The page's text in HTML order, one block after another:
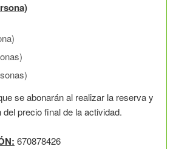
se abonarán al realizar la reserva y
precio final de la actividad.
670878426